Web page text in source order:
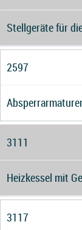
Stellgeräte für
2597
3111
Heizkessel mit
3117